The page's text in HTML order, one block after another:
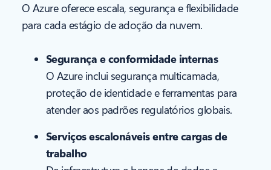
O Azure oferece escala, segurança e flexibilidade
para cada estágio de adoção da nuvem.
Segurança e conformidade internas
O Azure inclui segurança multicamada,
proteção de identidade e ferramentas para
atender aos padrões regulatórios globais.
Serviços escalonáveis entre cargas de
trabalho